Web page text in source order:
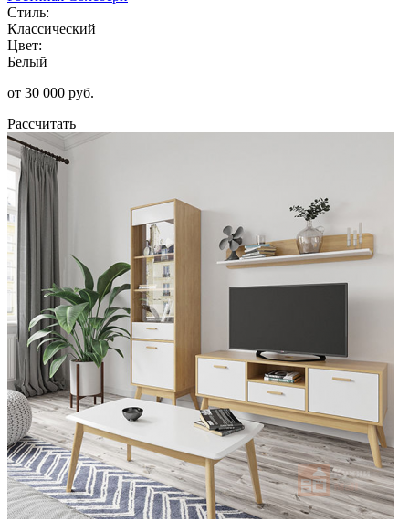
Стиль:
Классический
Цвет:
Белый
от 30 000 руб.
Рассчитать